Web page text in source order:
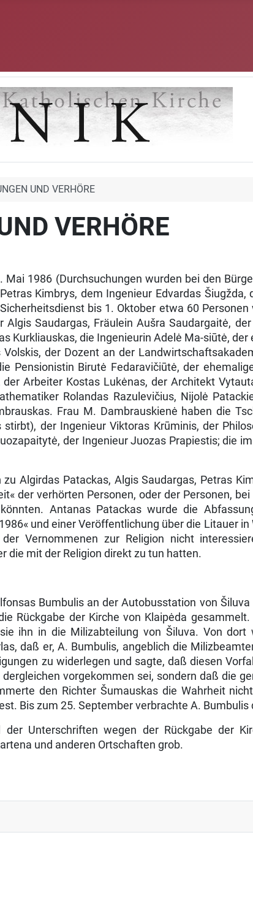
UND VERHÖRE
VERHÖRE
Mai 1986 (Durchsuchungen wurden bei den
Kimbrys, dem Ingenieur Edvardas
bis 1. Oktober etwa 60
Saudargas, Fräulein Aušra Saudargaitė,
Kurkliauskas, die Ingenieurin Adelė Ma-siūtė,
der Dozent an der
Pensionistin Birutė Fedaravičiūtė, der
Arbeiter Kostas Lukėnas, der Architekt
Rolandas Razulevičius, Nijolė
Frau M. Dambrauskienė haben die
der Ingenieur Viktoras Krūminis, der
der Ingenieur Juozas Prapiestis; die
Algirdas Patackas, Algis Saudargas, Petras
der verhörten Personen, oder der Personen,
Antanas Patackas wurde die
und einer Veröffentlichung über die Litauer
Vernommenen zur Religion nicht
die mit der Religion direkt zu tun hatten.
Bumbulis an der Autobusstation von
Rückgabe der Kirche von Klaipėda
ihn in die Milizabteilung von Šiluva. Von
daß er, A. Bumbulis, angeblich die
zu widerlegen und sagte, daß diesen
vorgekommen sei, sondern daß die
den Richter Šumauskas die Wahrheit
Bis zum 25. Sep­tember verbrachte A.
der Unterschriften wegen der Rückgabe der
und anderen Ort­schaften grob.
.